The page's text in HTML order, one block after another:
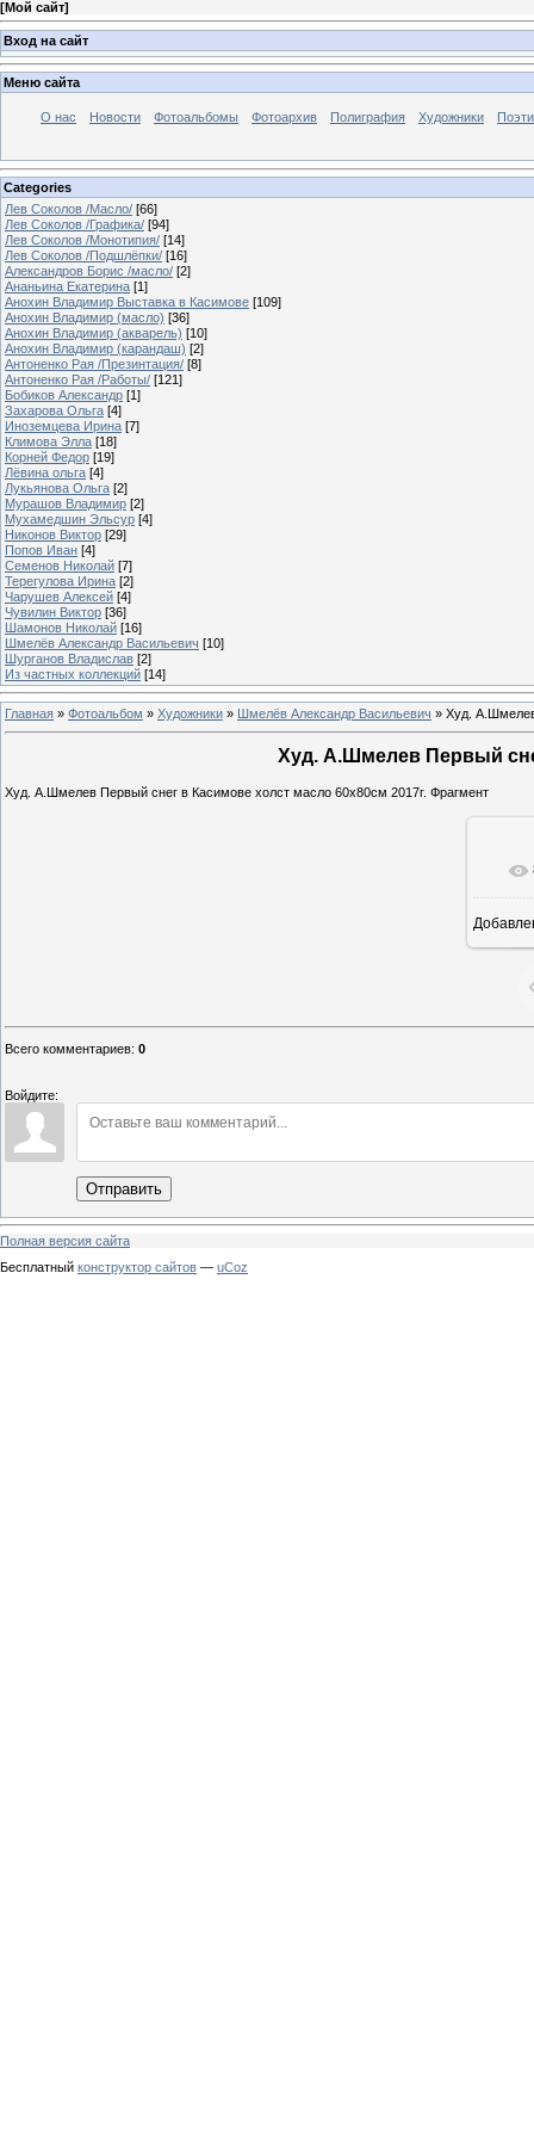
[Мой сайт]
Вход на сайт
Меню сайта
О нас Новости Фотоальбомы Фотоархив Полиграфия Художники
Categories
Лев Соколов /Масло/ [66]
Лев Соколов /Графика/ [94]
Лев Соколов /Монотипия/ [14]
Лев Соколов /Подшлёпки/ [16]
Александров Борис /масло/ [2]
Ананьина Екатерина [1]
Анохин Владимир Выставка в Касимове [109]
Анохин Владимир (масло) [36]
Анохин Владимир (акварель) [10]
Анохин Владимир (карандаш) [2]
Антоненко Рая /Презинтация/ [8]
Антоненко Рая /Работы/ [121]
Бобиков Александр [1]
Захарова Ольга [4]
Иноземцева Ирина [7]
Климова Элла [18]
Корней Федор [19]
Лёвина ольга [4]
Лукьянова Ольга [2]
Мурашов Владимир [2]
Мухамедшин Эльсур [4]
Никонов Виктор [29]
Попов Иван [4]
Семенов Николай [7]
Терегулова Ирина [2]
Чарушев Алексей [4]
Чувилин Виктор [36]
Шамонов Николай [16]
Шмелёв Александр Васильевич [10]
Шурганов Владислав [2]
Из частных коллекций [14]
Главная » Фотоальбом » Художники » Шмелёв Александр Васильевич » Худ.
Худ. А.Шмелев Первый
Худ. А.Шмелев Первый снег в Касимове холст масло 60х80см 2017г. Фрагмент
Всего комментариев: 0
Войдите:
Отправить
Полная версия сайта
Бесплатный конструктор сайтов — uCoz